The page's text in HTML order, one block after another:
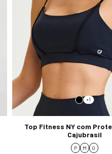
+1
Top Fitness NY com
Cajubrasil
P M G